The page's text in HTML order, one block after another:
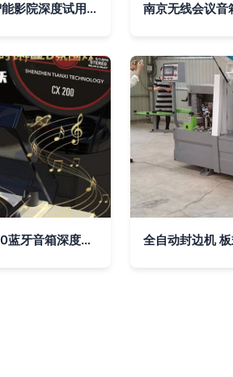
最美型家用投影仪 坚果G1家庭智能影院深度试用报告 南京无线会议音
穿越时光的声律之美 勒沃CX-200蓝牙音箱深度评测